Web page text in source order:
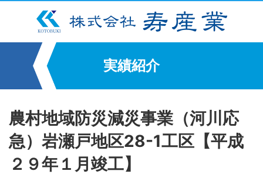
実績紹介
農村地域防災減災事業（河川応
急）岩瀬戸地区28-1工区【平成
２９年１月竣工】